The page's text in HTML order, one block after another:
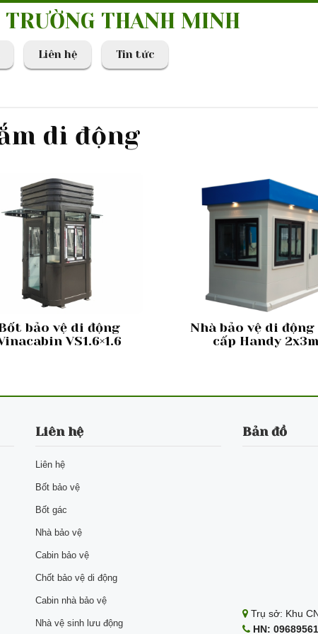
TRƯỜNG THANH MINH
Liên hệ Tin tức
di động
bảo vệ di động
VS1.6×1.6
Nhà bảo vệ di động
cấp Handy 2x3m
Liên hệ
Liên hệ
Bốt bảo vệ
Bốt gác
Nhà bảo vệ
Cabin bảo vệ
Chốt bảo vệ di động
Cabin nhà bảo vệ
Nhà vệ sinh lưu động
Bản đồ
Trụ sở: Khu
HN: